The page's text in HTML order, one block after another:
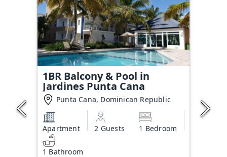
1BR Balcony & Pool in
Jardines Punta Cana
Punta Cana, Dominican Republic
Apartment 2 Guests 1 Bedroom
1 Bathroom